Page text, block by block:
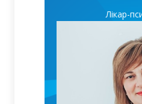
Лікар-